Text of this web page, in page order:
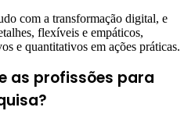
com a transformação digital, e
flexíveis e empáticos,
e quantitativos em ações práticas.
as profissões para